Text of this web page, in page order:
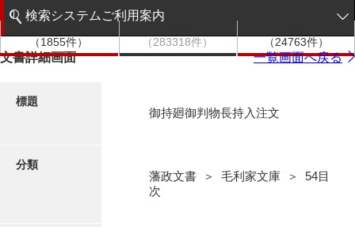
階層検索
写真・絵はがき
検索システムご利用案内
検索システムの利用について
（1855件）
（283318件）
（24763件）
文書詳細画面 一覧画面へ戻る
標題
御持廻御判物長持入注文
分類
藩政文書 ＞ 毛利家文庫 ＞ 54目
次